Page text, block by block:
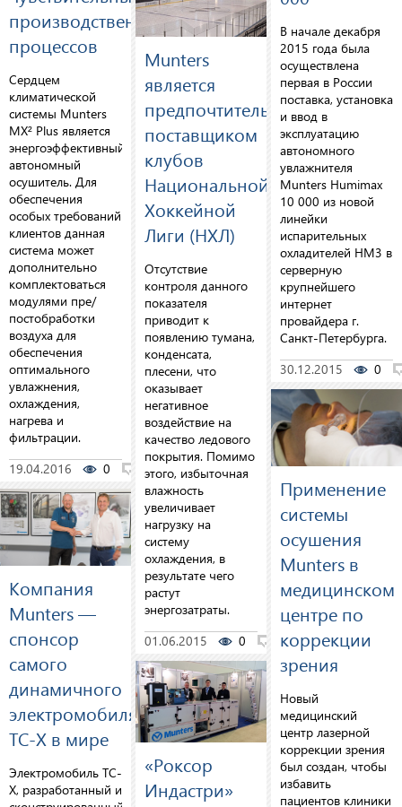
производственных
процессов
Сердцем
климатической
системы Munters
MX² Plus является
энергоэффективный
автономный
осушитель. Для
обеспечения
особых требований
клиентов данная
система может
дополнительно
комплектоваться
модулями пре/
постобработки
воздуха для
обеспечения
оптимального
увлажнения,
охлаждения,
нагрева и
фильтрации.
19.04.2016
0 0
Компания
Munters —
спонсор
самого
динамичного
электромобиля
TC-X в мире
Электромобиль TC-
Х, разработанный и
Munters
является
предпочтительным
поставщиком
клубов
Национальной
Хоккейной
Лиги (НХЛ)
Отсутствие
контроля данного
показателя
приводит к
появлению тумана,
конденсата,
плесени, что
оказывает
негативное
воздействие на
качество ледового
покрытия. Помимо
этого, избыточная
влажность
увеличивает
нагрузку на
систему
охлаждения, в
результате чего
растут
энергозатраты.
01.06.2015
0 0
«Роксор
Индастри»
В начале декабря
2015 года была
осуществлена
первая в России
поставка, установка
и ввод в
эксплуатацию
автономного
увлажнителя
Munters Humimax
10 000 из новой
линейки
испарительных
охладителей HM3 в
серверную
крупнейшего
интернет
провайдера г.
Санкт-Петербурга.
30.12.2015
0
Применение
системы
осушения
Munters в
медицинском
центре по
коррекции
зрения
Новый
медицинский
центр лазерной
коррекции зрения
был создан, чтобы
избавить
пациентов клиники